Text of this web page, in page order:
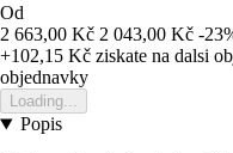
Od
2 663,00 Kč 2 043,00 Kč -
+102,15 Kč ziskate na dalsi
objednavky
Loading...
Popis